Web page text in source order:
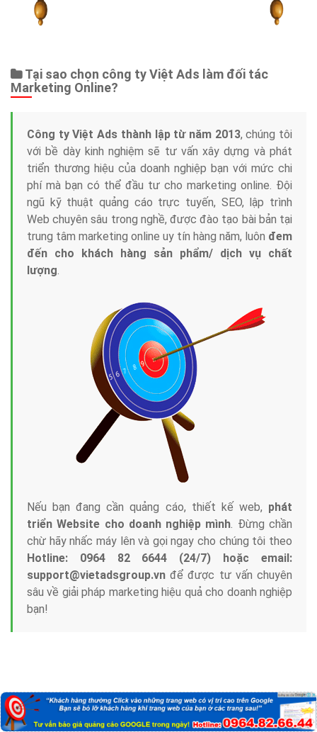
Tại sao chọn công ty Việt Ads làm đối tác
Marketing Online?
Công ty Việt Ads thành lập từ năm 2013, chúng tôi
với bề dày kinh nghiệm sẽ tư vấn xây dựng và phát
triển thương hiệu của doanh nghiệp bạn với mức chi
phí mà bạn có thể đầu tư cho marketing online. Đội
ngũ kỹ thuật quảng cáo trực tuyến, SEO, lập trình
Web chuyên sâu trong nghề, được đào tạo bài bản tại
trung tâm marketing online uy tín hàng năm, luôn đem
đến cho khách hàng sản phẩm/ dịch vụ chất
lượng.
Nếu bạn đang cần quảng cáo, thiết kế web, phát
triển Website cho doanh nghiệp mình. Đừng chần
chừ hãy nhấc máy lên và gọi ngay cho chúng tôi theo
Hotline: 0964 82 6644 (24/7) hoặc email:
support@vietadsgroup.vn để được tư vấn chuyên
sâu về giải pháp marketing hiệu quả cho doanh nghiệp
bạn!